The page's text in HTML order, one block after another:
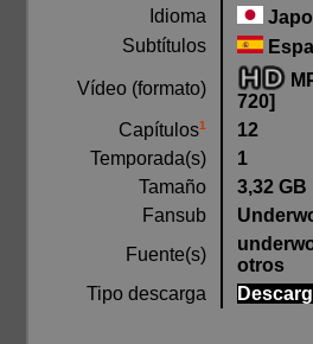
Idioma
Subtítulos
Vídeo (formato)
720]
Capítulos1
12
Temporada(s)
1
Tamaño
3,32 GB
Fansub
Fuente(s)
otros
Tipo descarga